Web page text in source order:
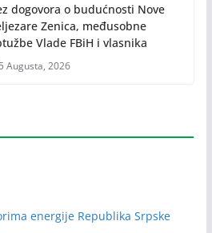
dogovora o budućnosti Nove
Zenica, međusobne
Vlade FBiH i vlasnika
5 Augusta, 2026
energije Republika Srpske